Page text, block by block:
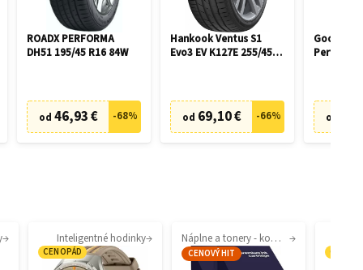
ROADX PERFORMA
DH51 195/45 R16 84W
od 46,93 € -68%
Hankook Ventus S1
Evo3 EV K127E 255/45
od 69,10 € -66% od
Inteligentné hodinky
CENOPÁD
Náplne a tonery - kompatibilné
CENOVÝ HIT